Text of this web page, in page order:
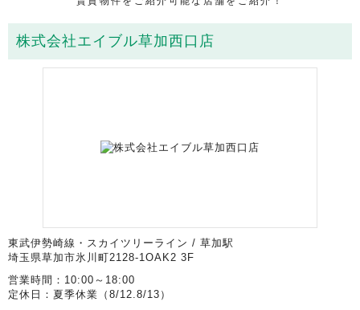
株式会社エイブル草加西口店
東武伊勢崎線・スカイツリーライン / 草加駅
埼玉県草加市氷川町2128-1OAK2 3F
営業時間：10:00～18:00
定休日：夏季休業（8/12.8/13）